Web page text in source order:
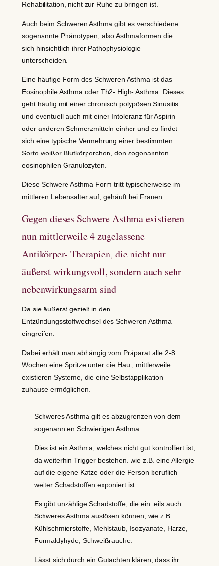
Rehabilitation, nicht zur Ruhe zu bringen ist.
Auch beim Schweren Asthma gibt es verschiedene
sogenannte Phänotypen, also Asthmaformen die
sich hinsichtlich ihrer Pathophysiologie
unterscheiden.
Eine häufige Form des Schweren Asthma ist das
Eosinophile Asthma oder Th2- High- Asthma. Dieses
geht häufig mit einer chronisch polypösen Sinusitis
und eventuell auch mit einer Intoleranz für Aspirin
oder anderen Schmerzmitteln einher und es findet
sich eine typische Vermehrung einer bestimmten
Sorte weißer Blutkörperchen, den sogenannten
eosinophilen Granulozyten.
Diese Schwere Asthma Form tritt typischerweise im
mittleren Lebensalter auf, gehäuft bei Frauen.
Gegen dieses Schwere Asthma existieren
nun mittlerweile 4 zugelassene
Antikörper- Therapien, die nicht nur
äußerst wirkungsvoll, sondern auch sehr
nebenwirkungsarm sind
Da sie äußerst gezielt in den
Entzündungsstoffwechsel des Schweren Asthma
eingreifen.
Dabei erhält man abhängig vom Präparat alle 2-8
Wochen eine Spritze unter die Haut, mittlerweile
existieren Systeme, die eine Selbstapplikation
zuhause ermöglichen.
Schweres Asthma gilt es abzugrenzen von dem
sogenannten Schwierigen Asthma.
Dies ist ein Asthma, welches nicht gut kontrolliert ist,
da weiterhin Trigger bestehen, wie z.B. eine Allergie
auf die eigene Katze oder die Person beruflich
weiter Schadstoffen exponiert ist.
Es gibt unzählige Schadstoffe, die ein teils auch
Schweres Asthma auslösen können, wie z.B.
Kühlschmierstoffe, Mehlstaub, Isozyanate, Harze,
Formaldyhyde, Schweißrauche.
Lässt sich durch ein Gutachten klären, dass ihr